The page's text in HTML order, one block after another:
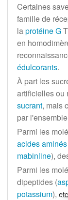
Certaines
famille de
la protéine G
en
édulcorants.
À part les
artificielles ou
sucrant, mais
par
Parmi les
acides aminés
mabinline),
Parmi les
dipeptides (
potassium),